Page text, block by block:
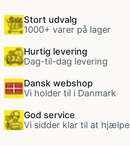
Strømper og handsker
Superhelte kostume
Tyroler kostume
Vinger til kostume
Stort udvalg
1000+ varer på lager
Hurtig levering
Dag-til-dag levering
Dansk webshop
Vi holder til i Danmark
God service
Vi sidder klar til at hjælpe